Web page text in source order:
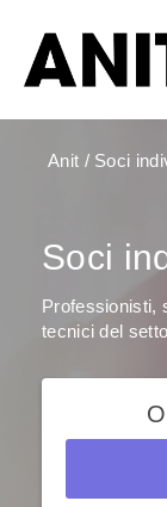
Anit / Soci
Soci
Professionisti,
tecnici del